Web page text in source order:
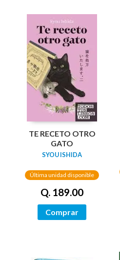
TE RECETO OTRO
GATO
SYOU ISHIDA
Última unidad disponible
Q. 189.00
Comprar